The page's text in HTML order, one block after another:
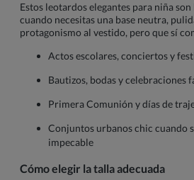
Estos leotardos elegantes para niña
cuando necesitas una base neutra,
protagonismo al vestido, pero que sí
Actos escolares, conciertos y
Bautizos, bodas y celebraciones
Primera Comunión y días de
Conjuntos urbanos chic cuando
impecable
Cómo elegir la talla adecuada